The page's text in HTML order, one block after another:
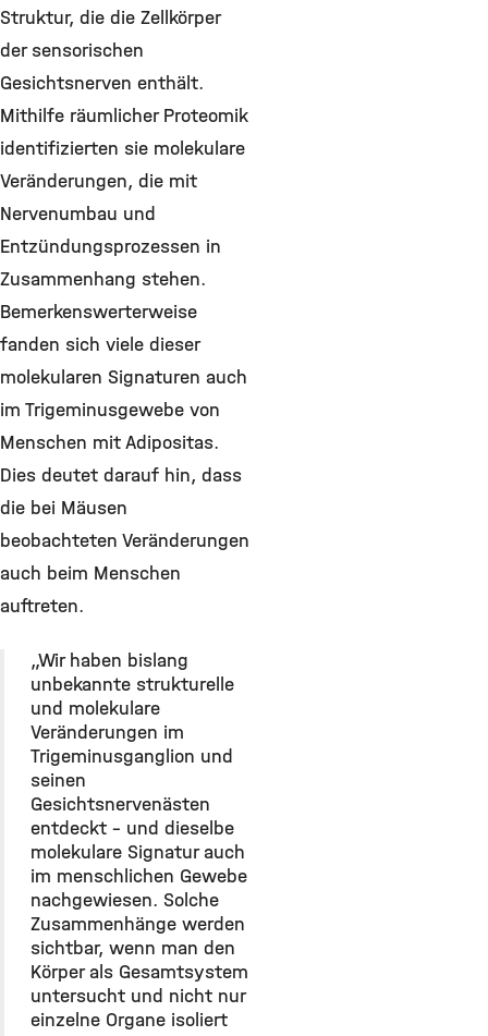
Struktur, die die Zellkörper
der sensorischen
Gesichtsnerven enthält.
Mithilfe räumlicher Proteomik
identifizierten sie molekulare
Veränderungen, die mit
Nervenumbau und
Entzündungsprozessen in
Zusammenhang stehen.
Bemerkenswerterweise
fanden sich viele dieser
molekularen Signaturen auch
im Trigeminusgewebe von
Menschen mit Adipositas.
Dies deutet darauf hin, dass
die bei Mäusen
beobachteten Veränderungen
auch beim Menschen
auftreten.
„Wir haben bislang
unbekannte strukturelle
und molekulare
Veränderungen im
Trigeminusganglion und
seinen
Gesichtsnervenästen
entdeckt – und dieselbe
molekulare Signatur auch
im menschlichen Gewebe
nachgewiesen. Solche
Zusammenhänge werden
sichtbar, wenn man den
Körper als Gesamtsystem
untersucht und nicht nur
einzelne Organe isoliert